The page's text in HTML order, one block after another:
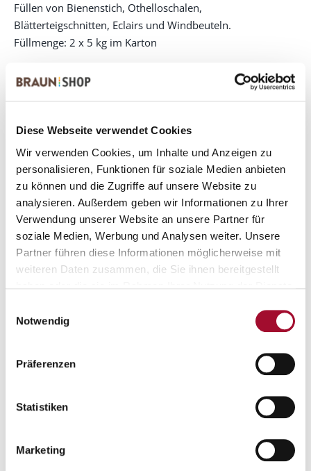
Diese Webseite verwendet Cookies
Wir verwenden Cookies, um Inhalte und Anzeigen zu
personalisieren, Funktionen für soziale Medien anbieten
zu können und die Zugriffe auf unsere Website zu
analysieren. Außerdem geben wir Informationen zu Ihrer
Verwendung unserer Website an unsere Partner für
soziale Medien, Werbung und Analysen weiter. Unsere
Partner führen diese Informationen möglicherweise mit
weiteren Daten zusammen, die Sie ihnen bereitgestellt
Notwendig
Präferenzen
Statistiken
Marketing
Füllen von Bienenstich, Othelloschalen,
Blätterteigschnitten, Eclairs und Windbeuteln.
Füllmenge: 2 x 5 kg im Karton
PRODUKTVORTEILE:
Gefrier- und taustabil
Mit Fruchtsäften anwendbar
Hoher Conveniencegrad
Das könnte Sie auch interessieren:
4,0 kg im Eimer 12,5 kg im Karton